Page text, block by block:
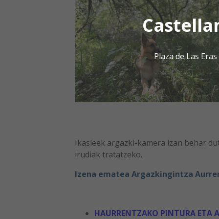
Plaza de Las
Ikasleek argazki-kamera izan behar
irudiak tratatzeko.
Izena ematea Argazkingintza
HAURRENTZAKO PINTURA ETA